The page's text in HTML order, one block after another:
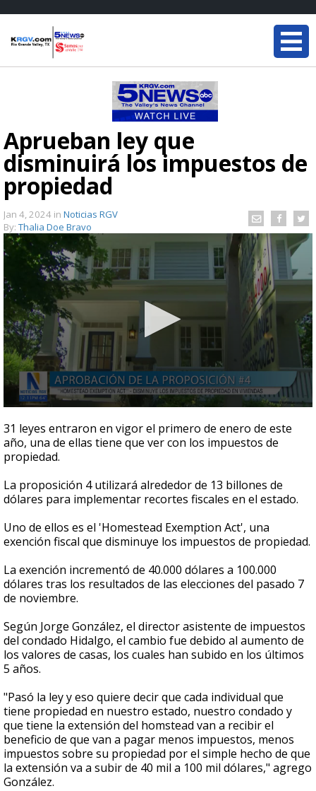
Aprueban ley que
disminuirá los impuestos de
propiedad
Jan 4, 2024 in Noticias RGV
By: Thalia Doe Bravo
seconds
of
3
minutes,
seconds
31 leyes entraron en vigor el primero de enero de este
año, una de ellas tiene que ver con los impuestos de
propiedad.
La proposición 4 utilizará alrededor de 13 billones de
dólares para implementar recortes fiscales en el estado.
Uno de ellos es el 'Homestead Exemption Act', una
exención fiscal que disminuye los impuestos de propiedad.
La exención incrementó de 40.000 dólares a 100.000
dólares tras los resultados de las elecciones del pasado 7
de noviembre.
Según Jorge González, el director asistente de impuestos
del condado Hidalgo, el cambio fue debido al aumento de
los valores de casas, los cuales han subido en los últimos
5 años.
"Pasó la ley y eso quiere decir que cada individual que
tiene propiedad en nuestro estado, nuestro condado y
que tiene la extensión del homstead van a recibir el
beneficio de que van a pagar menos impuestos, menos
impuestos sobre su propiedad por el simple hecho de que
la extensión va a subir de 40 mil a 100 mil dólares," agrego
González.